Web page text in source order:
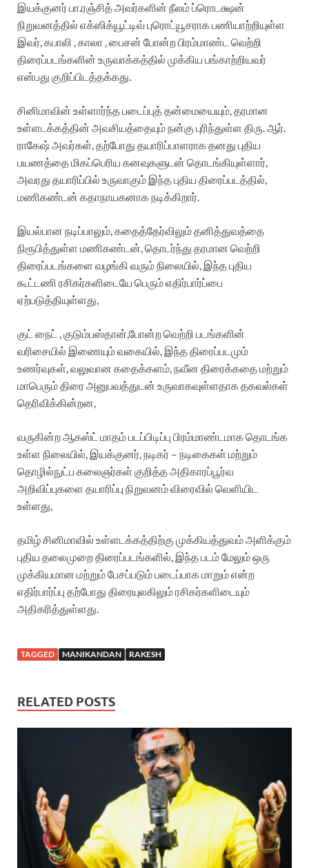
இயக்குனர் பா.ரஞ்சித் அவர்களின் நீலம் ப்ரொடக்ஷன்
நிறுவனத்தில் எக்ஸிக்யூட்டிவ் புரொட்யூசராக பணியாற்றியுள்ள
இவர், கபாலி , காலா , பைசன் போன்ற பிரம்மாண்ட வெற்றி
திரைப்படங்களின் உருவாக்கத்தில் முக்கிய பங்காற்றியவர்
என்பது குறிப்பிடத்தக்கது.
சினிமாவின் உள்ளார்ந்த படைப்புத் தன்மையையும், தரமான
உள்ளடக்கத்தின் அவசியத்தையும் நன்கு புரிந்துள்ள திரு. ஆர்.
ராகேஷ் அவர்கள், தற்போது தயாரிப்பாளராக தனது புதிய
பயணத்தை மிகப்பெரிய கனவுகளுடன் தொடங்கியுள்ளார்,
அவரது தயாரிப்பில் உருவாகும் இந்த புதிய திரைப்படத்தில்,
மணிகண்டன் கதாநாயகனாக நடிக்கிறார்.
இயல்பான நடிப்பாலும், கதைத்தேர்விலும் தனித்துவத்தை
நிரூபித்துள்ள மணிகண்டன், தொடர்ந்து தரமான வெற்றி
திரைப்படங்களை வழங்கி வரும் நிலையில், இந்த புதிய
கூட்டணி ரசிகர்களிடையே பெரும் எதிர்பார்ப்பை
ஏற்படுத்தியுள்ளது,
குட் நைட் , குடும்பஸ்தான்,போன்ற வெற்றி படங்களின்
வரிசையில் இணையும் வகையில், இந்த திரைப்படமும்
உணர்வுகள், வலுவான கதைக்களம், நவீன திரைக்கதை மற்றும்
மாபெரும் திரை அனுபவத்துடன் உருவாகவுள்ளதாக தகவல்கள்
தெரிவிக்கின்றன,
வருகின்ற ஆகஸ்ட் மாதம் படப்பிடிப்பு பிரம்மாண்டமாக தொடங்க
உள்ள நிலையில், இயக்குனர், நடிகர் – நடிகைகள் மற்றும்
தொழில்நுட்ப கலைஞர்கள் குறித்த அதிகாரப்பூர்வ
அறிவிப்புகளை தயாரிப்பு நிறுவனம் விரைவில் வெளியிட
உள்ளது,
தமிழ் சினிமாவில் உள்ளடக்கத்திற்கு முக்கியத்துவம் அளிக்கும்
புதிய தலைமுறை திரைப்படங்களில், இந்த படம் மேலும் ஒரு
முக்கியமான மற்றும் பேசப்படும் படைப்பாக மாறும் என்ற
எதிர்பார்ப்பு தற்போது திரையுலகிலும் ரசிகர்களிடையும்
அதிகரித்துள்ளது.
TAGGED MANIKANDAN RAKESH
RELATED POSTS